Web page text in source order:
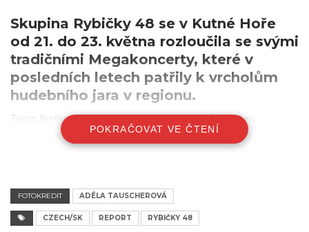
Skupina Rybičky 48 se v Kutné Hoře
od 21. do 23. května rozloučila se svými
tradičními Megakoncerty, které v
posledních letech patřily k vrcholům
hudebního jara v regionu.
Tento festivalový program nabídl fanouškům nejen
vystoupení hlavní kapely, ale i řadu dalších umělců a
skupin, čímž vytvořil pestrý a nezapomenutelný hudební
Program letošních megakoncertů odstartoval ve čtvrtek
večer, kdy v parku pod Vlašským dvorem zazářily kapely
POKRAČOVAT VE ČTENÍ
FOTOKREDIT ADÉLA TAUSCHEROVÁ
CZECH/SK REPORT RYBIČKY 48